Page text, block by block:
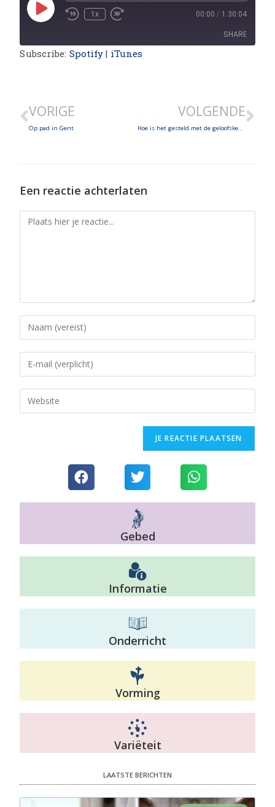
1x 00:00 / 1:30:04
SHARE
Subscribe: Spotify | iTunes
VORIGE
Op pad in Gent
VOLGENDE
Hoe is het gesteld met de geloofskennis in Tienen?
Een reactie achterlaten
Gebed
Informatie
Onderricht
Vorming
Variëteit
LAATSTE BERICHTEN